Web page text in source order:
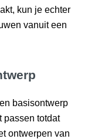
kun je echter
vanuit een
basisontwerp
passen totdat
ontwerpen van